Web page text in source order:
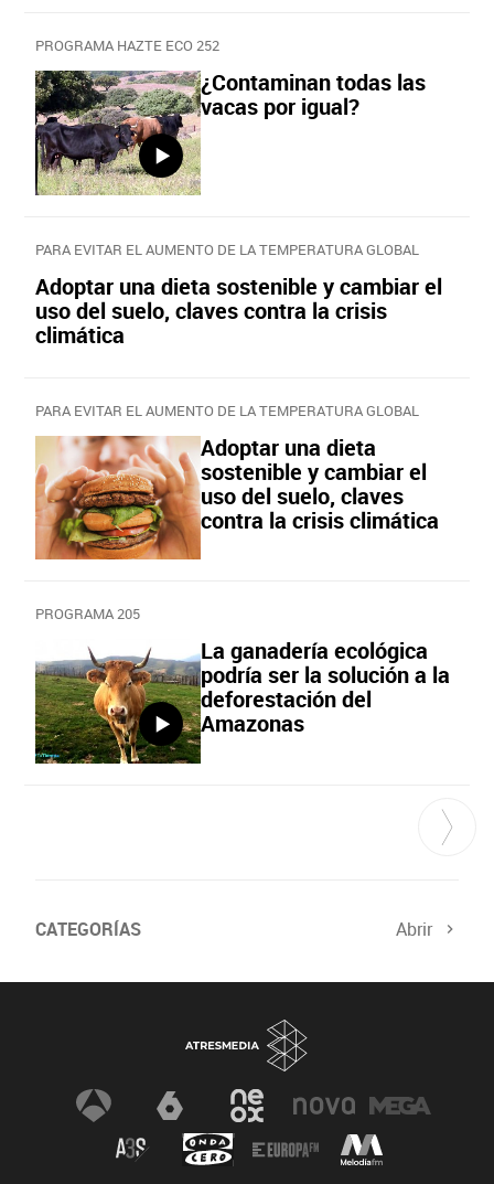
PROGRAMA HAZTE ECO 252
¿Contaminan todas las
vacas por igual?
PARA EVITAR EL AUMENTO DE LA TEMPERATURA GLOBAL
Adoptar una dieta sostenible y cambiar el
uso del suelo, claves contra la crisis
climática
PARA EVITAR EL AUMENTO DE LA TEMPERATURA GLOBAL
Adoptar una dieta
sostenible y cambiar el
uso del suelo, claves
contra la crisis climática
PROGRAMA 205
La ganadería ecológica
podría ser la solución a la
deforestación del
Amazonas
CATEGORÍAS Abrir